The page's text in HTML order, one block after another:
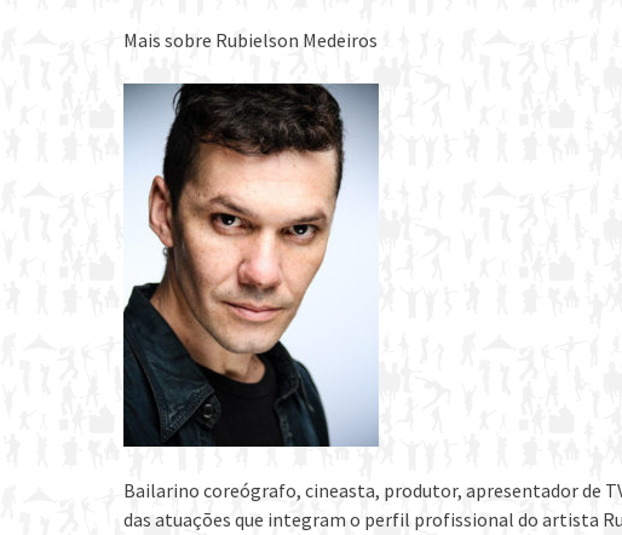
Mais sobre Rubielson Medeiros
Bailarino coreógrafo, cineasta, produtor, apresentador de
das atuações que integram o perfil profissional do artista